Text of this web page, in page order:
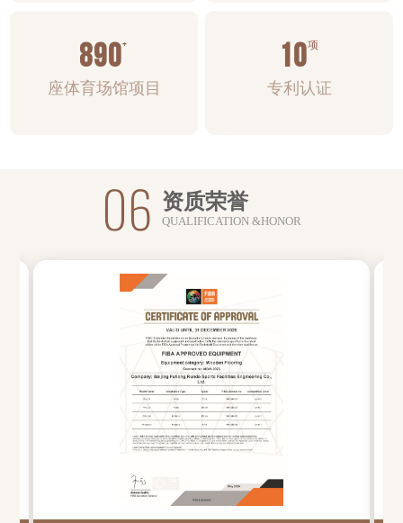
1000
座体育场馆项目
11项
专利认证
06 资质荣誉
QUALIFICATION &HONOR